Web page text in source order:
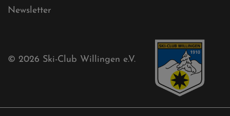
Free-Willis gesucht!